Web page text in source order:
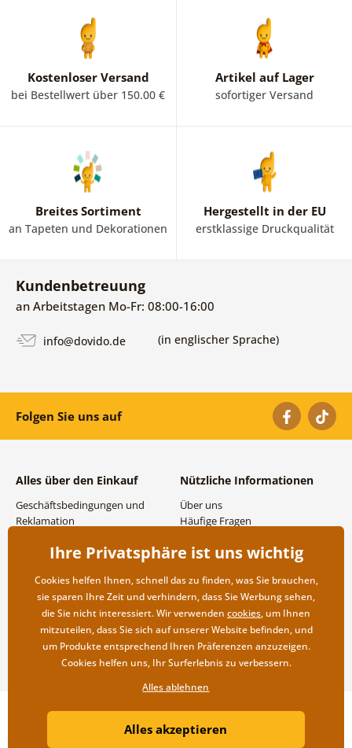
Kostenloser Versand
bei Bestellwert über 150.00 €
Artikel auf Lager
sofortiger Versand
Breites Sortiment
an Tapeten und Dekorationen
Hergestellt in der EU
erstklassige Druckqualität
Kundenbetreuung
an Arbeitstagen Mo-Fr: 08:00-16:00
info@dovido.de (in englischer Sprache)
Folgen Sie uns auf
Alles über den Einkauf
Geschäftsbedingungen und
Reklamation
Versand- und
Rücksendung der Ware
Nützliche Informationen
Über uns
Häufige Fragen
Großhandel und
Copyright ©2019 © Dovido.at.
Litvanyi.sk| Online-Shop erstellt von
Ihre Privatsphäre ist uns wichtig
Cookies helfen Ihnen, schnell das zu finden, was Sie brauchen,
sie sparen Ihre Zeit und verhindern, dass Sie Werbung sehen,
die Sie nicht interessiert. Wir verwenden cookies, um Ihnen
mitzuteilen, dass Sie sich auf unserer Website befinden, und
um Produkte entsprechend Ihren Präferenzen anzuzeigen.
Cookies helfen uns, Ihr Surferlebnis zu verbessern.
Alles ablehnen
Alles akzeptieren